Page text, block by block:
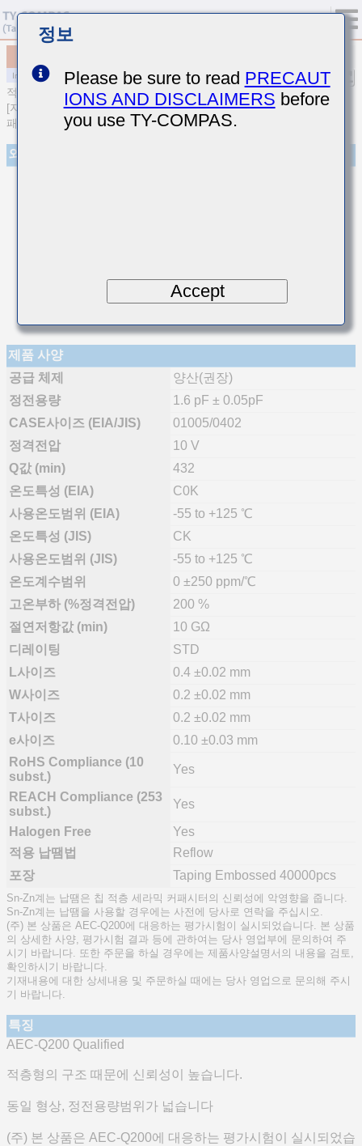
적층 세라믹 커패시터
[자동차 바디／인포&고신뢰용(AEC-Q200 Qualified) 적층 세라믹 커
패시터 (온도보상용)]
외관
제품 사양
공급 체제
양산(권장)
정전용량
1.6 pF ± 0.05pF
CASE사이즈 (EIA/JIS)
01005/0402
정격전압
10 V
Q값 (min)
432
온도특성 (EIA)
C0K
사용온도범위 (EIA)
-55 to +125 ℃
온도특성 (JIS)
CK
사용온도범위 (JIS)
-55 to +125 ℃
온도계수범위
0 ±250 ppm/℃
고온부하 (%정격전압)
200 %
절연저항값 (min)
10 GΩ
디레이팅
STD
L사이즈
0.4 ±0.02 mm
W사이즈
0.2 ±0.02 mm
T사이즈
0.2 ±0.02 mm
e사이즈
0.10 ±0.03 mm
RoHS Compliance (10
subst.)
Yes
REACH Compliance (253
subst.)
Yes
Halogen Free
Yes
적용 납땜법
Reflow
포장
Taping Embossed 40000pcs
Sn-Zn계는 납땜은 칩 적층 세라믹 커패시터의 신뢰성에 악영향을 줍니다.
Sn-Zn계는 납땜을 사용할 경우에는 사전에 당사로 연락을 주십시오.
(주) 본 상품은 AEC-Q200에 대응하는 평가시험이 실시되었습니다. 본 상품
의 상세한 사양, 평가시험 결과 등에 관하여는 당사 영업부에 문의하여 주
시기 바랍니다. 또한 주문을 하실 경우에는 제품사양설명서의 내용을 검토,
확인하시기 바랍니다.
기재내용에 대한 상세내용 및 주문하실 때에는 당사 영업으로 문의해 주시
기 바랍니다.
특징
AEC-Q200 Qualified
적층형의 구조 때문에 신뢰성이 높습니다.
동일 형상, 정전용량범위가 넓습니다
(주) 본 상품은 AEC-Q200에 대응하는 평가시험이 실시되었습
정보
Please be sure to read PRECAUT
IONS AND DISCLAIMERS before
you use TY-COMPAS.
Accept